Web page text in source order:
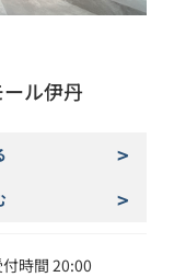
ル伊丹
時間 20:00